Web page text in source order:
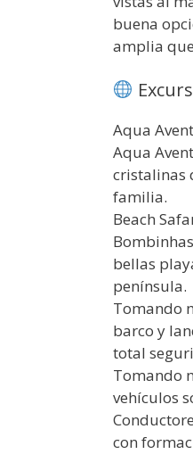
buena
amplia
Aqua
Aqua
cristalinas
familia.
Beach
bellas
península.
Tomando
barco y
total
Tomando
vehículos
con